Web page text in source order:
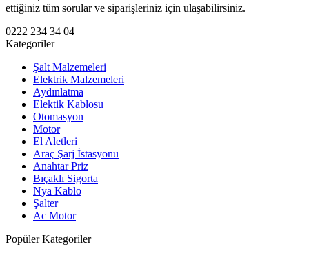
ettiğiniz tüm sorular ve siparişleriniz için ulaşabilirsiniz.
0222 234 34 04
Kategoriler
Şalt Malzemeleri
Elektrik Malzemeleri
Aydınlatma
Elektik Kablosu
Otomasyon
Motor
El Aletleri
Araç Şarj İstasyonu
Anahtar Priz
Bıçaklı Sigorta
Nya Kablo
Şalter
Ac Motor
Popüler Kategoriler